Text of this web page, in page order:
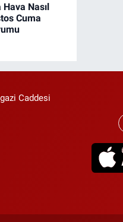
Hava Nasıl
Cuma
Caddesi